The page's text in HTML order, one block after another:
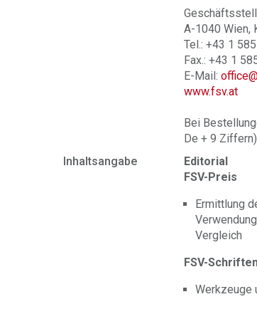
A-1040 Wien,
Tel.: +43 1
Fax.: +43 1
E-Mail:
www.fsv.at
Bei
De + 9
Inhaltsangabe
Editorial
FSV-Preis
Ermittlung
Vergleich
FSV-
Werkzeuge